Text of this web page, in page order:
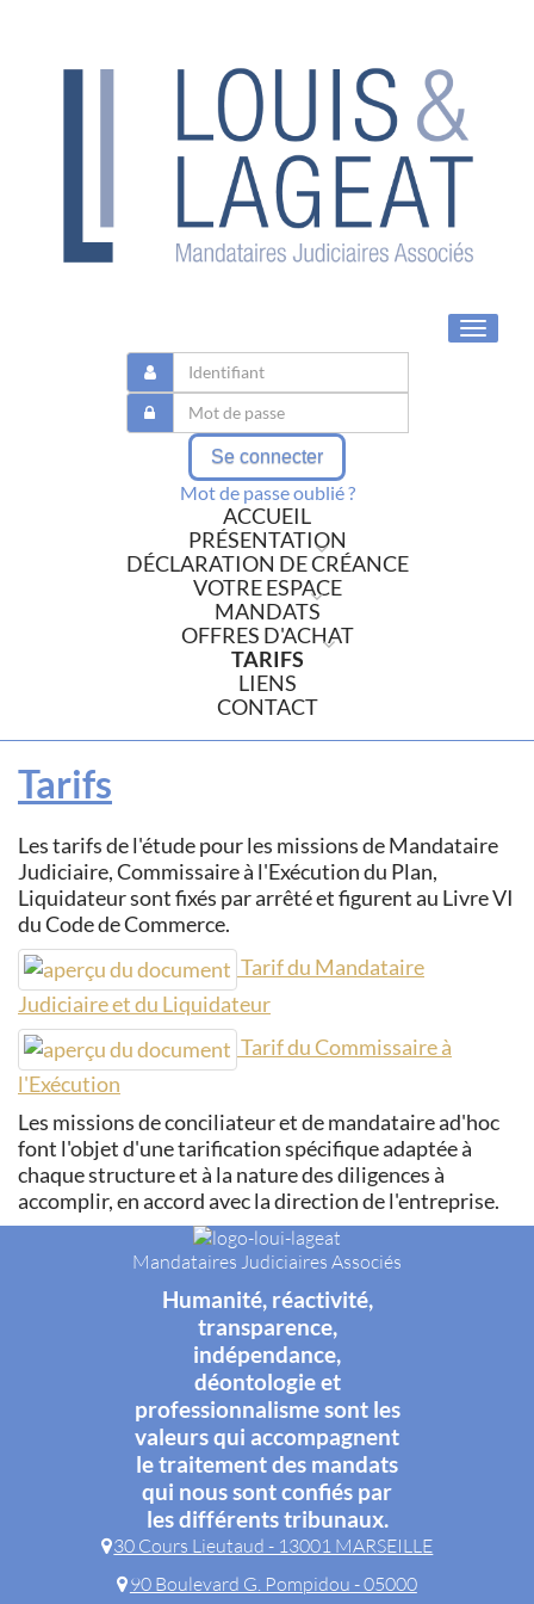
Toggle
Se connecter
Mot de passe oublié ?
ACCUEIL
PRÉSENTATION
DÉCLARATION DE CRÉANCE
VOTRE ESPACE
MANDATS
OFFRES D'ACHAT
TARIFS
LIENS
CONTACT
Tarifs
Les tarifs de l'étude pour les missions de Mandataire
Judiciaire, Commissaire à l'Exécution du Plan,
Liquidateur sont fixés par arrêté et figurent au Livre VI
du Code de Commerce.
Tarif du Mandataire
Judiciaire et du Liquidateur
Tarif du Commissaire à
l'Exécution
Les missions de conciliateur et de mandataire ad'hoc
font l'objet d'une tarification spécifique adaptée à
chaque structure et à la nature des diligences à
accomplir, en accord avec la direction de l'entreprise.
Mandataires Judiciaires Associés
Humanité, réactivité,
transparence,
indépendance,
déontologie et
professionnalisme sont les
valeurs qui accompagnent
le traitement des mandats
qui nous sont confiés par
les différents tribunaux.
30 Cours Lieutaud - 13001 MARSEILLE
90 Boulevard G. Pompidou - 05000